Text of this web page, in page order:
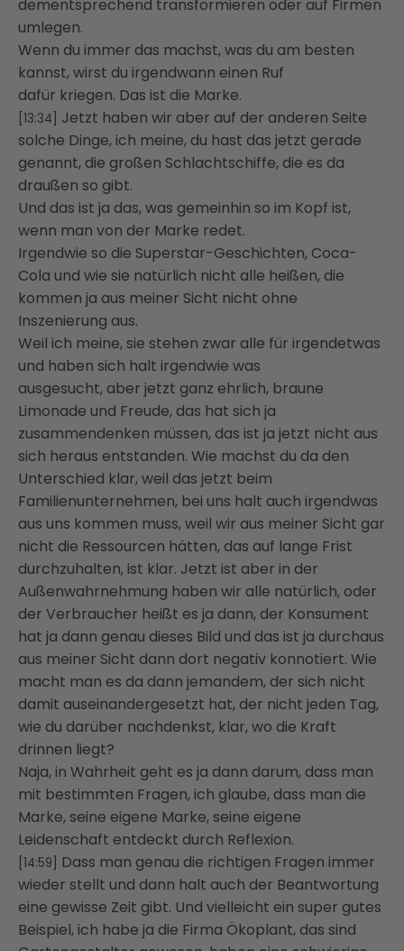
dementsprechend transformieren oder auf Firmen
umlegen.
Wenn du immer das machst, was du am besten
kannst, wirst du irgendwann einen Ruf
dafür kriegen. Das ist die Marke.
[13:34]
Jetzt haben wir aber auf der anderen Seite
solche Dinge, ich meine, du hast das jetzt gerade
genannt, die großen Schlachtschiffe, die es da
draußen so gibt.
Und das ist ja das, was gemeinhin so im Kopf ist,
wenn man von der Marke redet.
Irgendwie so die Superstar-Geschichten, Coca-
Cola und wie sie natürlich nicht alle heißen, die
kommen ja aus meiner Sicht nicht ohne
Inszenierung aus.
Weil ich meine, sie stehen zwar alle für irgendetwas
und haben sich halt irgendwie was
ausgesucht, aber jetzt ganz ehrlich, braune
Limonade und Freude, das hat sich ja
zusammendenken müssen, das ist ja jetzt nicht aus
sich heraus entstanden. Wie machst du da den
Unterschied klar, weil das jetzt beim
Familienunternehmen, bei uns halt auch irgendwas
aus uns kommen muss, weil wir aus meiner Sicht gar
nicht die Ressourcen hätten, das auf lange Frist
durchzuhalten, ist klar. Jetzt ist aber in der
Außenwahrnehmung haben wir alle natürlich, oder
der Verbraucher heißt es ja dann, der Konsument
hat ja dann genau dieses Bild und das ist ja durchaus
aus meiner Sicht dann dort negativ konnotiert. Wie
macht man es da dann jemandem, der sich nicht
damit auseinandergesetzt hat, der nicht jeden Tag,
wie du darüber nachdenkst, klar, wo die Kraft
drinnen liegt?
Naja, in Wahrheit geht es ja dann darum, dass man
mit bestimmten Fragen, ich glaube, dass man die
Marke, seine eigene Marke, seine eigene
Leidenschaft entdeckt durch Reflexion.
[14:59]
Dass man genau die richtigen Fragen immer
wieder stellt und dann halt auch der Beantwortung
eine gewisse Zeit gibt. Und vielleicht ein super gutes
Beispiel, ich habe ja die Firma Ökoplant, das sind